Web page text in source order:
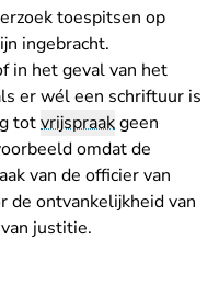
toespitsen op
ingebracht.
in het geval van het
er wél een schriftuur is
totvrijspraakgeen
omdat de
van de officier van
de ontvankelijkheid van
justitie.